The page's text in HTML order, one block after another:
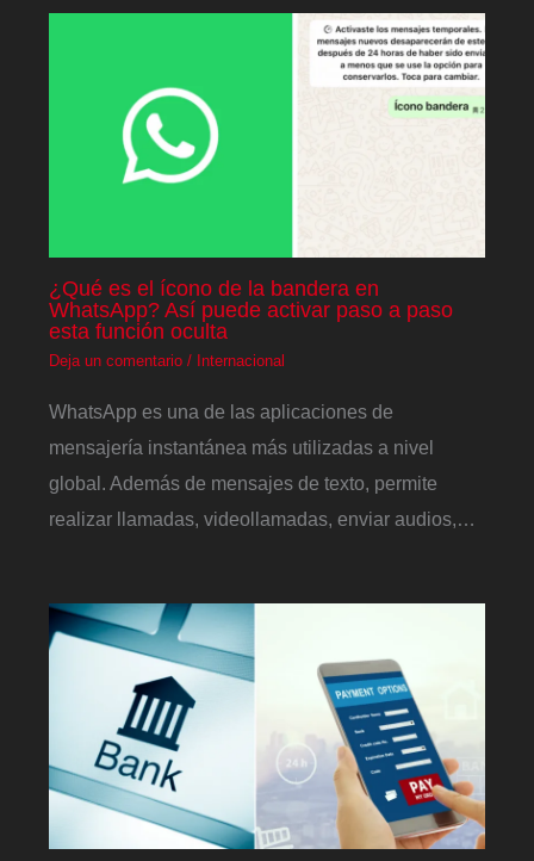
¿Qué es el ícono de la bandera en
WhatsApp? Así puede activar paso a paso
esta función oculta
Deja un comentario / Internacional
WhatsApp es una de las aplicaciones de
mensajería instantánea más utilizadas a nivel
global. Además de mensajes de texto, permite
realizar llamadas, videollamadas, enviar audios,…